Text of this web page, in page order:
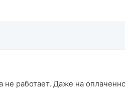
не работает. Даже на